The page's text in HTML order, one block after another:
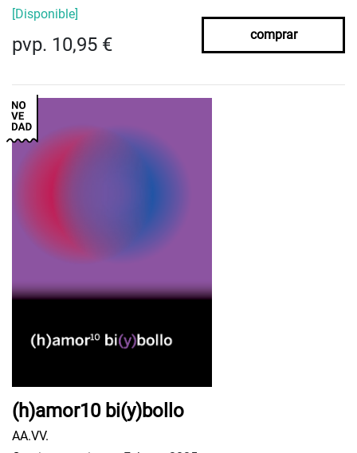
[Disponible]
pvp. 10,95 € comprar
(h)amor10 bi(y)bollo
AA.VV.